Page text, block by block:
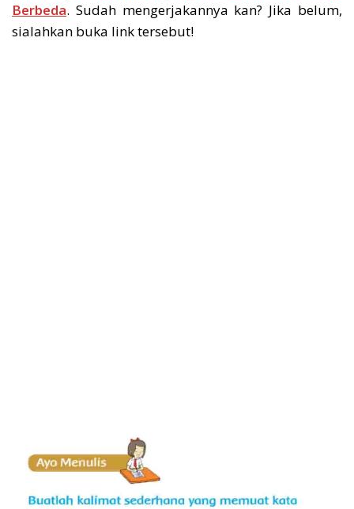
Berbeda. Sudah mengerjakannya kan? Jika belum,
sialahkan buka link tersebut!